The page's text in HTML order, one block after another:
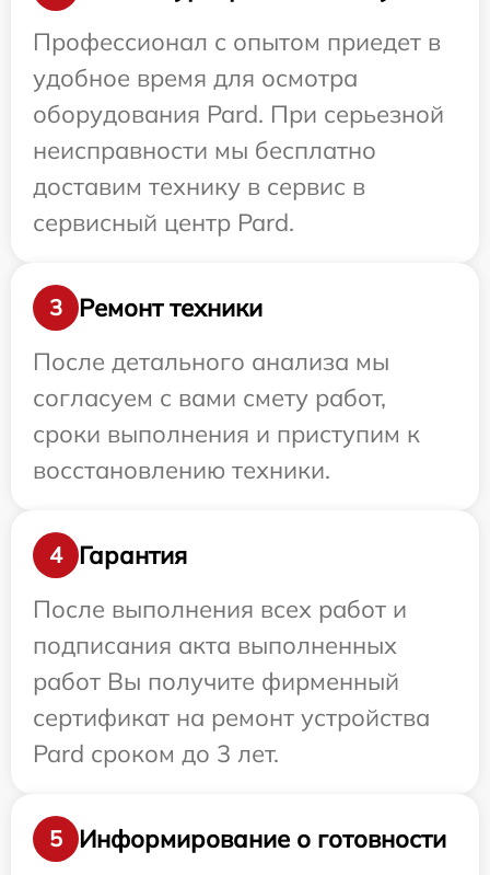
Профессионал с опытом приедет в
удобное время для осмотра
оборудования Pard. При серьезной
неисправности мы бесплатно
доставим технику в сервис в
сервисный центр Pard.
3
Ремонт техники
После детального анализа мы
согласуем с вами смету работ,
сроки выполнения и приступим к
восстановлению техники.
4
Гарантия
После выполнения всех работ и
подписания акта выполненных
работ Вы получите фирменный
сертификат на ремонт устройства
Pard сроком до 3 лет.
5
Информирование о готовности